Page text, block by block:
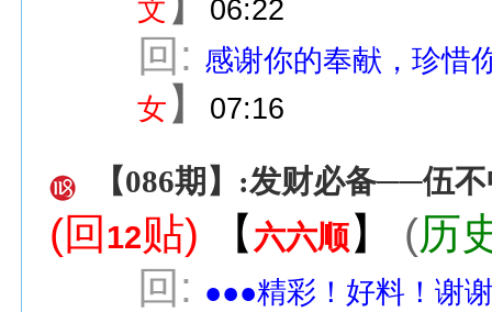
文
06:22
回: 感谢你的奉献，珍惜
女 】 07:16
【086期】:发财必备──伍
(回 12贴) 【 六六顺 】 (历
回: ●●●精彩！好料！谢